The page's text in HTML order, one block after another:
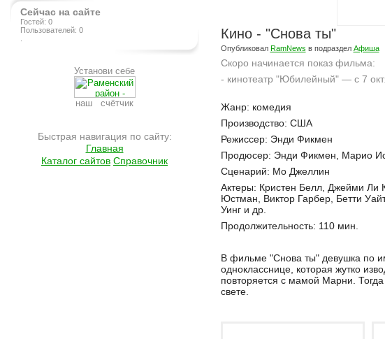
Сейчас на сайте
Гостей: 0
Пользователей: 0
Установи себе
наш счётчик
Быстрая навигация по сайту:
Главная
Каталог сайтов Справочник
Кино - "Снова ты"
Опубликовал RamNews в подраздел Афиша
Скоро начинается показ фильма:
- кинотеатр "Юбилейный" — с 7
Жанр: комедия
Производство: США
Режиссер: Энди Фикмен
Продюсер: Энди Фикмен, Марио
Сценарий: Мо Джеллин
Актеры: Кристен Белл, Джейми Ли
Юстман, Виктор Гарбер, Бетти
Уинг и др.
Продолжительность: 110 мин.
В фильме "Снова ты" девушка по
однокласснице, которая жутко
повторяется с мамой Марни.
свете.